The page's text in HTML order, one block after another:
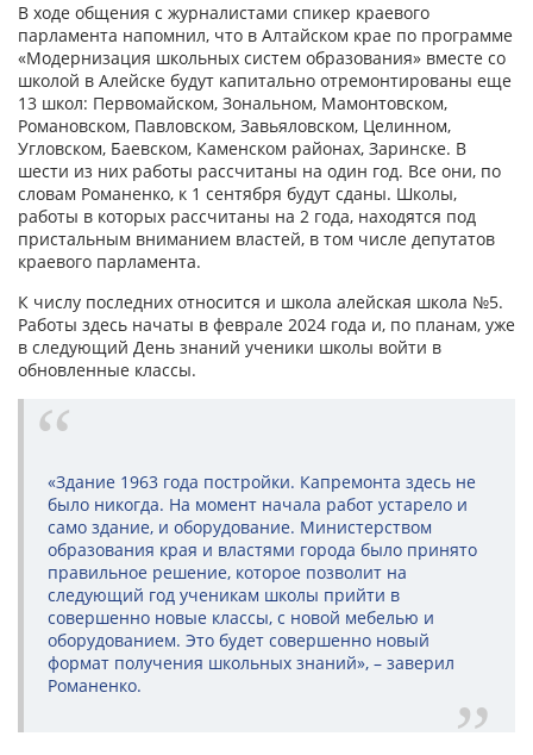
В ходе общения с журналистами спикер краевого
парламента напомнил, что в Алтайском крае по программе
«Модернизация школьных систем образования» вместе со
школой в Алейске будут капитально отремонтированы еще
13 школ: Первомайском, Зональном, Мамонтовском,
Романовском, Павловском, Завьяловском, Целинном,
Угловском, Баевском, Каменском районах, Заринске. В
шести из них работы рассчитаны на один год. Все они, по
словам Романенко, к 1 сентября будут сданы. Школы,
работы в которых рассчитаны на 2 года, находятся под
пристальным вниманием властей, в том числе депутатов
краевого парламента.
К числу последних относится и школа алейская школа №5.
Работы здесь начаты в феврале 2024 года и, по планам, уже
в следующий День знаний ученики школы войти в
обновленные классы.
«Здание 1963 года постройки. Капремонта здесь не
было никогда. На момент начала работ устарело и
само здание, и оборудование. Министерством
образования края и властями города было принято
правильное решение, которое позволит на
следующий год ученикам школы прийти в
совершенно новые классы, с новой мебелью и
оборудованием. Это будет совершенно новый
формат получения школьных знаний», – заверил
Романенко.